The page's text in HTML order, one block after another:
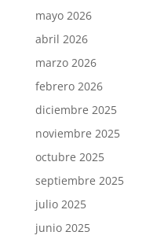
mayo 2026
abril 2026
marzo 2026
febrero 2026
diciembre 2025
noviembre 2025
octubre 2025
septiembre 2025
julio 2025
junio 2025